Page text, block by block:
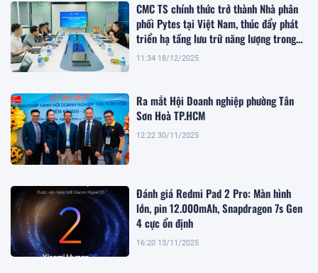
CMC TS chính thức trở thành Nhà phân
phối Pytes tại Việt Nam, thúc đẩy phát
triển hạ tầng lưu trữ năng lượng trong
giai đoạn chuyển dịch xanh
11:34 18/12/2025
Ra mắt Hội Doanh nghiệp phường Tân
Sơn Hoà TP.HCM
12:22 30/11/2025
Đánh giá Redmi Pad 2 Pro: Màn hình
lớn, pin 12.000mAh, Snapdragon 7s Gen
4 cực ổn định
16:20 13/11/2025